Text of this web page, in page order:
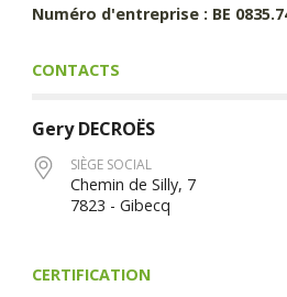
Numéro d'entreprise : BE
CONTACTS
Gery DECROËS
SIÈGE SOCIAL
Chemin de Silly, 7
7823 - Gibecq
CERTIFICATION